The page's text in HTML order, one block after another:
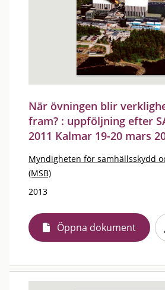
När övningen blir
fram? : uppföljning efter
2011 Kalmar 19-20 mars
Myndigheten för samhällsskydd
(MSB)
2013
Öppna dokument